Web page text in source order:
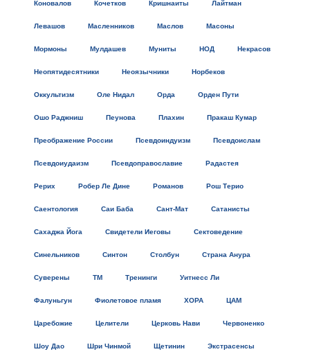
Коновалов Кочетков Кришнаиты Лайтман
Левашов Масленников Маслов Масоны
Мормоны Мулдашев Муниты НОД Некрасов
Неопятидесятники Неоязычники Норбеков
Оккультизм Оле Нидал Орда Орден Пути
Ошо Раджниш Пеунова Плахин Пракаш Кумар
Преображение России Псевдоиндуизм Псевдоислам
Псевдоиудаизм Псевдоправославие Радастея
Рерих Робер Ле Дине Романов Рош Терио
Саентология Саи Баба Сант-Мат Сатанисты
Сахаджа Йога Свидетели Иеговы Сектоведение
Синельников Синтон Столбун Страна Анура
Суверены ТМ Тренинги Уитнесс Ли
Фалуньгун Фиолетовое пламя ХОРА ЦАМ
Царебожие Целители Церковь Нави Червоненко
Шоу Дао Шри Чинмой Щетинин Экстрасенсы